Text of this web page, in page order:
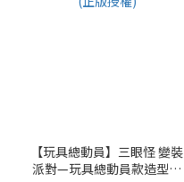
【玩具總動員】三眼怪 變裝
派對—玩具總動員款造型磁